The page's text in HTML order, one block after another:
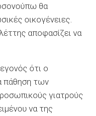
θα
οικογένειες.
αποφασίζει να
ότι ο
πάθηση των
γιατρούς
να της